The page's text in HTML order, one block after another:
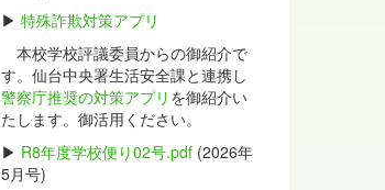
▶ 特殊詐欺対策アプリ
本校学校評議委員からの御紹介で
す。仙台中央署生活安全課と連携し
警察庁推奨の対策アプリ を御紹介い
たします。御活用ください。
▶ R8年度学校便り02号.pdf(2026年
5月号)